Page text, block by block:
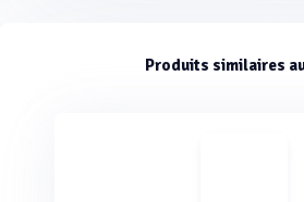
Produits similaires